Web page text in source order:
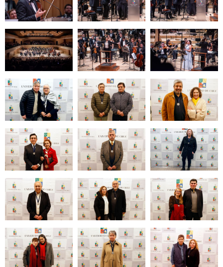
Zoom Zoom Zoom
Zoom Zoom Zoom
Zoom Zoom Zoom
Zoom Zoom Zoom
Zoom Zoom Zoom